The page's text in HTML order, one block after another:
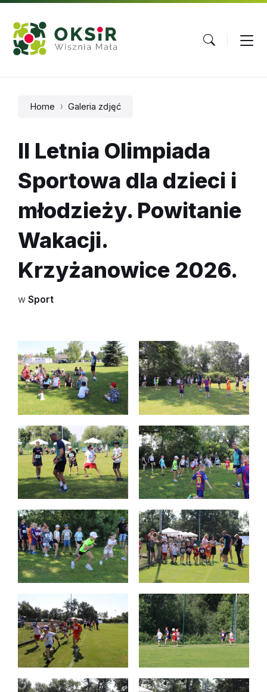
Skip
content
Skip
main
navigation
Skip
footer
Home Galeria zdjęć
II Letnia Olimpiada
Sportowa dla dzieci i
młodzieży. Powitanie
Wakacji.
Krzyżanowice 2026.
w Sport